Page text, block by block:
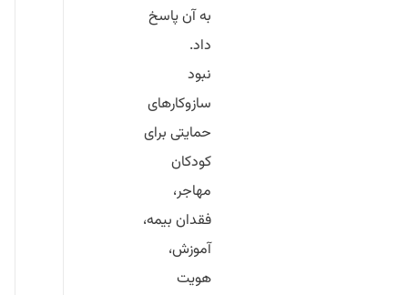
به آن پاسخ
داد.
نبود
سازوکارهای
حمایتی برای
کودکان
مهاجر،
فقدان بیمه،
آموزش،
هویت